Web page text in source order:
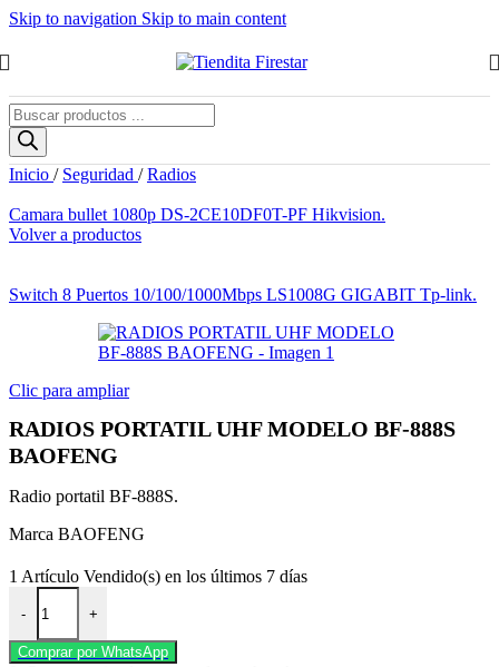
Skip to navigation Skip to main content
Búsqueda
de
productos
Inicio / Seguridad / Radios
Camara bullet 1080p DS-2CE10DF0T-PF Hikvision.
$32.62.
$29.36.
Volver a productos
Switch 8 Puertos 10/100/1000Mbps LS1008G GIGABIT Tp-link.
Clic para ampliar
RADIOS PORTATIL UHF MODELO BF-888S
BAOFENG
Radio portatil BF-888S.
Marca BAOFENG
1 Artículo Vendido(s) en los últimos 7 días
-
RADIOS PORTATIL UHF MODELO BF-888S BAOFENG
+
Comprar por WhatsApp